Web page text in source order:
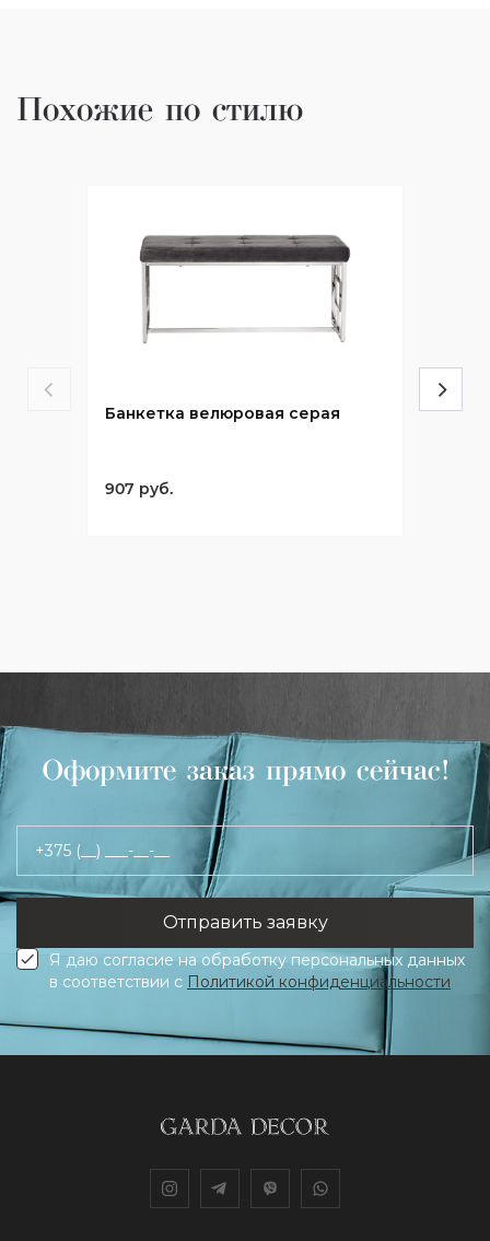
Похожие по стилю
Банкетка велюровая серая
907 руб.
Оформите заказ прямо сейчас!
+375 (__) ___-__-__
Я даю согласие на обработку персональных данных
в соответствии с Политикой конфиденциальности